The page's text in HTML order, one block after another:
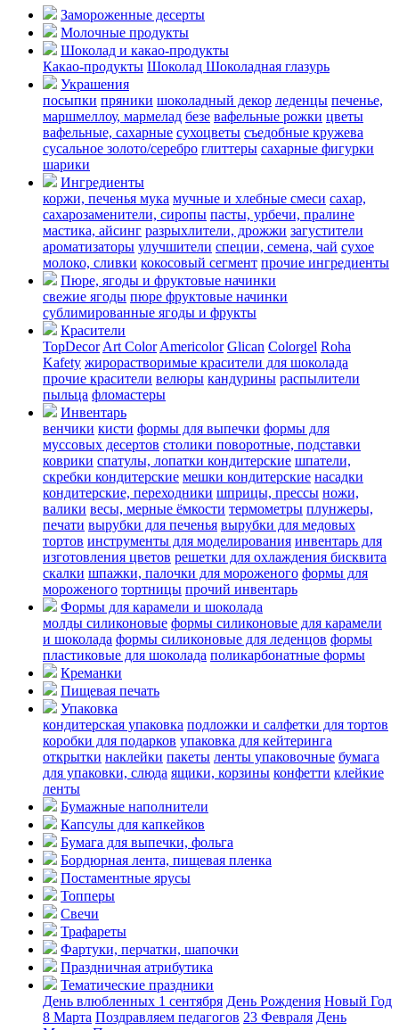
Замороженные десерты
Молочные продукты
Шоколад и какао-продукты
Какао-продукты Шоколад Шоколадная глазурь
Украшения
посыпки пряники шоколадный декор леденцы печенье,
маршмеллоу, мармелад безе вафельные рожки цветы
вафельные, сахарные сухоцветы съедобные кружева
сусальное золото/серебро глиттеры сахарные фигурки
шарики
Ингредиенты
коржи, печенья мука мучные и хлебные смеси сахар,
сахарозаменители, сиропы пасты, урбечи, пралине
мастика, айсинг разрыхлители, дрожжи загустители
ароматизаторы улучшители специи, семена, чай сухое
молоко, сливки кокосовый сегмент прочие ингредиенты
Пюре, ягоды и фруктовые начинки
свежие ягоды пюре фруктовые начинки
сублимированные ягоды и фрукты
Красители
TopDecor Art Color Americolor Glican Colorgel Roha
Kafety жирорастворимые красители для шоколада
прочие красители велюры кандурины распылители
пыльца фломастеры
Инвентарь
венчики кисти формы для выпечки формы для
муссовых десертов столики поворотные, подставки
коврики cпатулы, лопатки кондитерские шпатели,
скребки кондитерские мешки кондитерские насадки
кондитерские, переходники шприцы, прессы ножи,
валики весы, мерные ёмкости термометры плунжеры,
печати вырубки для печенья вырубки для медовых
тортов инструменты для моделирования инвентарь для
изготовления цветов решетки для охлаждения бисквита
скалки шпажки, палочки для мороженого формы для
мороженого тортницы прочий инвентарь
Формы для карамели и шоколада
молды силиконовые формы силиконовые для карамели
и шоколада формы силиконовые для леденцов формы
пластиковые для шоколада поликарбонатные формы
Креманки
Пищевая печать
Упаковка
кондитерская упаковка подложки и салфетки для тортов
коробки для подарков упаковка для кейтеринга
открытки наклейки пакеты ленты упаковочные бумага
для упаковки, слюда ящики, корзины конфетти клейкие
ленты
Бумажные наполнители
Капсулы для капкейков
Бумага для выпечки, фольга
Бордюрная лента, пищевая пленка
Постаментные ярусы
Топперы
Свечи
Трафареты
Фартуки, перчатки, шапочки
Праздничная атрибутика
Тематические праздники
День влюбленных 1 сентября День Рождения Новый Год
8 Марта Поздравляем педагогов 23 Февраля День